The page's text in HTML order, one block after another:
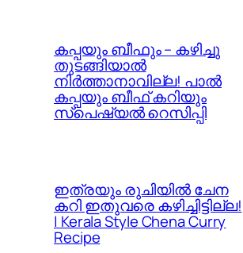
കപ്പയും ബീഫും – കഴിച്ചു
തുടങ്ങിയാൽ
നിർത്താനാവില്ല! പാൽ
കപ്പയും ബീഫ് കറിയും
സ്പെഷ്യൽ റെസിപ്പി
ഇത്രയും രുചിയിൽ ചേന
കറി ഇതുവരെ കഴിച്ചിട്ടില്ല!
| Kerala Style Chena Curry
Recipe